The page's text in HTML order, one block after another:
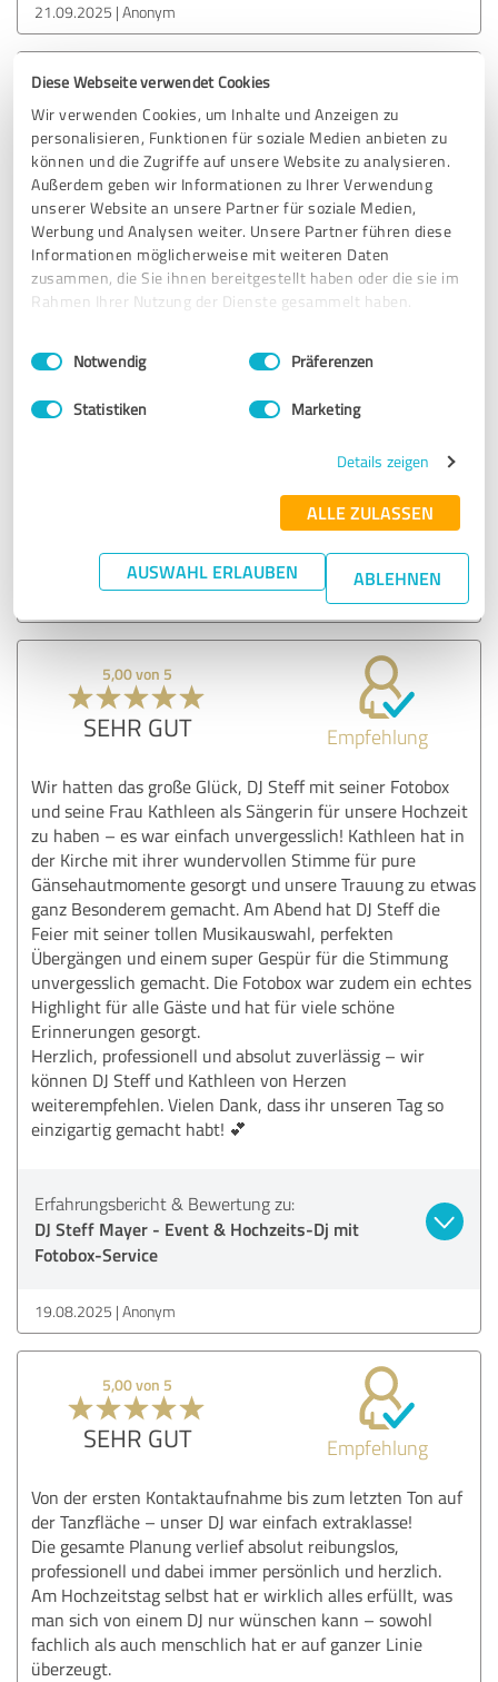
Diese Webseite verwendet Cookies
Wir verwenden Cookies, um Inhalte und Anzeigen zu
personalisieren, Funktionen für soziale Medien anbieten zu
können und die Zugriffe auf unsere Website zu analysieren.
Außerdem geben wir Informationen zu Ihrer Verwendung
unserer Website an unsere Partner für soziale Medien,
Werbung und Analysen weiter. Unsere Partner führen diese
Informationen möglicherweise mit weiteren Daten
zusammen, die Sie ihnen bereitgestellt haben oder die sie im
Rahmen Ihrer Nutzung der Dienste gesammelt haben.
Impressum Datenschutzbestimmungen
Einwilligungsauswahl
Notwendig Präferenzen
Statistiken Marketing
Details zeigen
ALLE ZULASSEN
AUSWAHL ERLAUBEN ABLEHNEN
21.09.2025 Anonym
5,00 von 5
SEHR GUT Empfehlung
Wir haben seinen kompletten Service genutzt und haben
keine Sekunde bereut. Von der musikalischen Leistung bis
hin zur Fotobox mit allem was das Herz begehrt. Unsere
Hochzeit hatte dadurch einen ganz besonderen Vibe und
die Gäste und wir waren Mega zufrieden und konnten den
sich nicht beschweren. Wir würden, wenn wir so nochmal
großes Lob, alles verlief reibungslos von Anfang bis Ende.
Erfahrungsbericht & Bewertung zu:
DJ Steff Mayer - Event & Hochzeits-Dj mit
5,00 von 5
SEHR GUT Empfehlung
Wir hatten das große Glück, DJ Steff mit seiner Fotobox
und seine Frau Kathleen als Sängerin für unsere Hochzeit
zu haben – es war einfach unvergesslich! Kathleen hat in
der Kirche mit ihrer wundervollen Stimme für pure
Gänsehautmomente gesorgt und unsere Trauung zu etwas
ganz Besonderem gemacht. Am Abend hat DJ Steff die
Feier mit seiner tollen Musikauswahl, perfekten
Übergängen und einem super Gespür für die Stimmung
unvergesslich gemacht. Die Fotobox war zudem ein echtes
Highlight für alle Gäste und hat für viele schöne
Erinnerungen gesorgt.
Herzlich, professionell und absolut zuverlässig – wir
können DJ Steff und Kathleen von Herzen
weiterempfehlen. Vielen Dank, dass ihr unseren Tag so
einzigartig gemacht habt! 💕
Erfahrungsbericht & Bewertung zu:
DJ Steff Mayer - Event & Hochzeits-Dj mit
Fotobox-Service
19.08.2025 Anonym
5,00 von 5
SEHR GUT Empfehlung
Von der ersten Kontaktaufnahme bis zum letzten Ton auf
der Tanzfläche – unser DJ war einfach extraklasse!
Die gesamte Planung verlief absolut reibungslos,
professionell und dabei immer persönlich und herzlich.
Am Hochzeitstag selbst hat er wirklich alles erfüllt, was
man sich von einem DJ nur wünschen kann – sowohl
fachlich als auch menschlich hat er auf ganzer Linie
überzeugt.